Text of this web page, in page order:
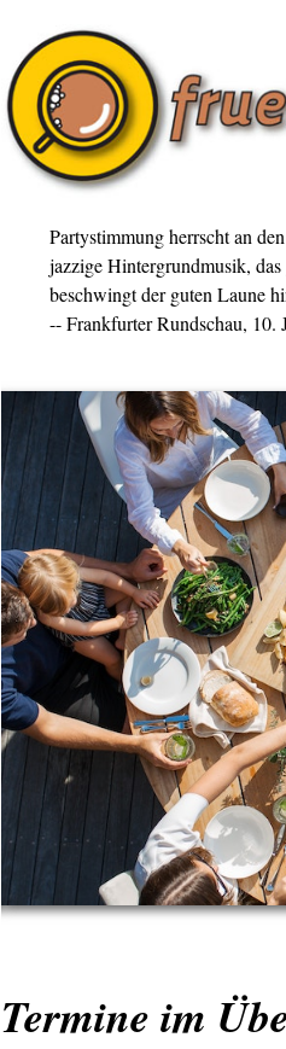
Partystimmung herrscht an
jazzige Hintergrundmusik, das
beschwingt der guten Laune
-- Frankfurter Rundschau, 10.
Termine im